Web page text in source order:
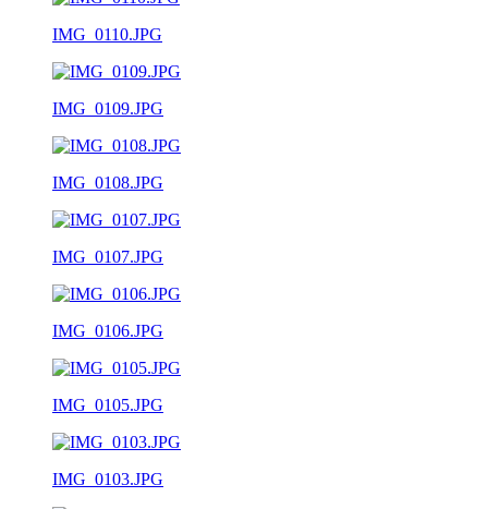
IMG_0110.JPG
IMG_0109.JPG
IMG_0108.JPG
IMG_0107.JPG
IMG_0106.JPG
IMG_0105.JPG
IMG_0103.JPG